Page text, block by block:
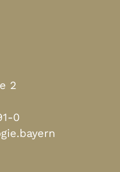
2
0